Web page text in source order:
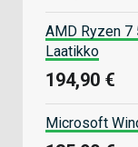
AMD Ryzen 7
Laatikko
194,90 €
Microsoft